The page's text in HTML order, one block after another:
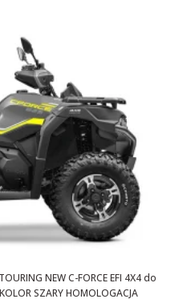
NEW C-FORCE EFI 4X4 do
SZARY HOMOLOGACJA